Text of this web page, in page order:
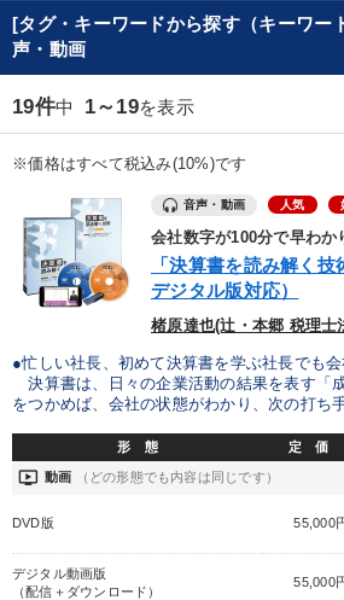
mic 講演収録物を探す
全国経営者セミナー講演収録物（全1315タイ
ます
優秀各社の智恵と戦略 事業家のロマ
若手異才経営者の発想
リーダーの器量を学ぶ
テーマ
2026年夏季全国経営者セミナー収録講演
タル版（音声／動画ストリーミング・ダウ
[タグ・キーワードから探す（キーワー
声・動画
19件中 1～19を表示
※価格はすべて税込み(10%)です
音声・動画 人気
会社数字が100分で早わか
「決算書を読み解く
デジタル版対応）
楮原達也(辻・本郷 税理
●忙しい社長、初めて決算書を学ぶ社長でも
決算書は、日々の企業活動の結果を表す「
をつかめば、会社の状態がわかり、次の打ち
形 態 定 価
ondemand_video 動画 （どの形態でも内容は同じです）
DVD版 55,000
デジタル動画版
（配信＋ダウンロード）
55,000